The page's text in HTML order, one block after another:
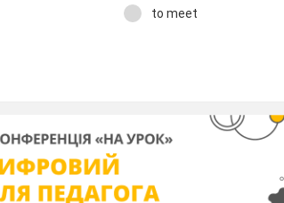
to meet